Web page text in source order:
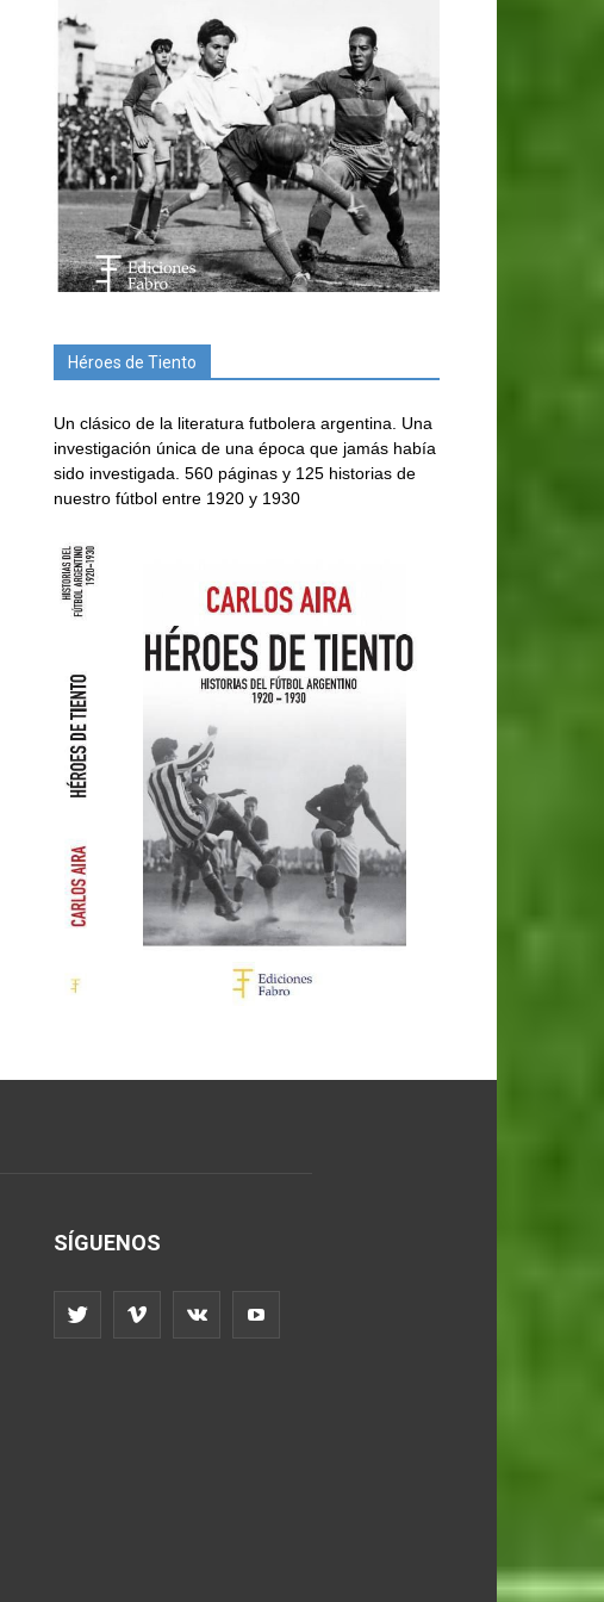
Héroes de Tiento
Un clásico de la literatura futbolera argentina. Una
investigación única de una época que jamás había
sido investigada. 560 páginas y 125 historias de
nuestro fútbol entre 1920 y 1930
SÍGUENOS